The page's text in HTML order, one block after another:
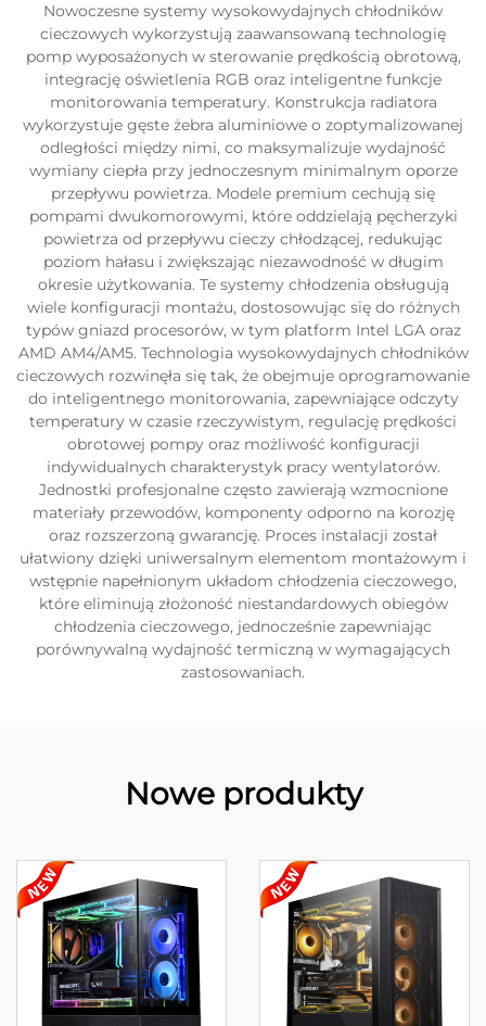
Nowoczesne systemy wysokowydajnych chłodników
cieczowych wykorzystują zaawansowaną technologię
pomp wyposażonych w sterowanie prędkością obrotową,
integrację oświetlenia RGB oraz inteligentne funkcje
monitorowania temperatury. Konstrukcja radiatora
wykorzystuje gęste żebra aluminiowe o zoptymalizowanej
odległości między nimi, co maksymalizuje wydajność
wymiany ciepła przy jednoczesnym minimalnym oporze
przepływu powietrza. Modele premium cechują się
pompami dwukomorowymi, które oddzielają pęcherzyki
powietrza od przepływu cieczy chłodzącej, redukując
poziom hałasu i zwiększając niezawodność w długim
okresie użytkowania. Te systemy chłodzenia obsługują
wiele konfiguracji montażu, dostosowując się do różnych
typów gniazd procesorów, w tym platform Intel LGA oraz
AMD AM4/AM5. Technologia wysokowydajnych chłodników
cieczowych rozwinęła się tak, że obejmuje oprogramowanie
do inteligentnego monitorowania, zapewniające odczyty
temperatury w czasie rzeczywistym, regulację prędkości
obrotowej pompy oraz możliwość konfiguracji
indywidualnych charakterystyk pracy wentylatorów.
Jednostki profesjonalne często zawierają wzmocnione
materiały przewodów, komponenty odporno na korozję
oraz rozszerzoną gwarancję. Proces instalacji został
ułatwiony dzięki uniwersalnym elementom montażowym i
wstępnie napełnionym układom chłodzenia cieczowego,
które eliminują złożoność niestandardowych obiegów
chłodzenia cieczowego, jednocześnie zapewniając
porównywalną wydajność termiczną w wymagających
zastosowaniach.
Nowe produkty